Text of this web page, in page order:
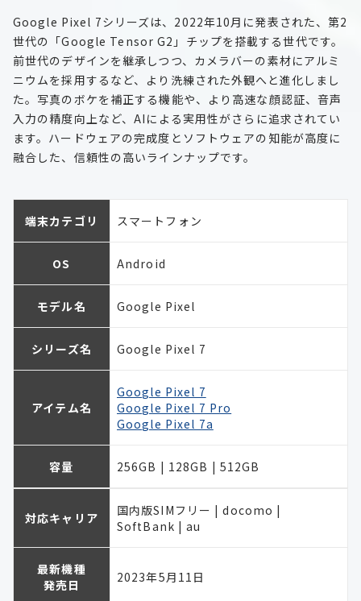
Google Pixel 7シリーズは、2022年10月に発表された、第2
世代の「Google Tensor G2」チップを搭載する世代です。
前世代のデザインを継承しつつ、カメラバーの素材にアルミ
ニウムを採用するなど、より洗練された外観へと進化しまし
た。写真のボケを補正する機能や、より高速な顔認証、音声
入力の精度向上など、AIによる実用性がさらに追求されてい
ます。ハードウェアの完成度とソフトウェアの知能が高度に
融合した、信頼性の高いラインナップです。
端末カテゴリ スマートフォン
OS Android
モデル名 Google Pixel
シリーズ名 Google Pixel 7
アイテム名
Google Pixel 7
Google Pixel 7 Pro
Google Pixel 7a
容量 256GB | 128GB | 512GB
対応キャリア
国内版SIMフリー | docomo |
SoftBank | au
最新機種
発売日
2023年5月11日